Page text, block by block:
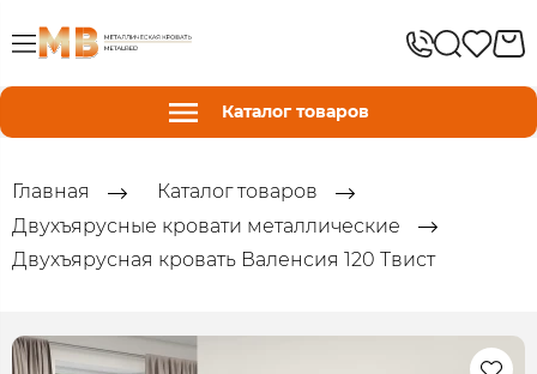
Каталог товаров
Главная
Каталог товаров
Двухъярусные кровати металлические
Двухъярусная кровать Валенсия 120 Твист